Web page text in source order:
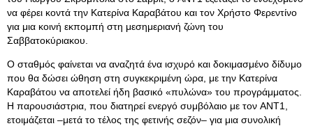
να φέρει κοντά την Κατερίνα Καραβάτου και τον Χρήστο Φερεντίνο
για μια κοινή εκπομπή στη μεσημεριανή ζώνη του
Σαββατοκύριακου.
Ο σταθμός φαίνεται να αναζητά ένα ισχυρό και δοκιμασμένο δίδυμο
που θα δώσει ώθηση στη συγκεκριμένη ώρα, με την Κατερίνα
Καραβάτου να αποτελεί ήδη βασικό «πυλώνα» του προγράμματος.
Η παρουσιάστρια, που διατηρεί ενεργό συμβόλαιο με τον ANT1,
ετοιμάζεται –μετά το τέλος της φετινής σεζόν– για μια συνολική